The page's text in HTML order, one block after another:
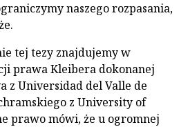
naszego rozpasania,
tej tezy znajdujemy w
prawa Kleibera dokonanej
z Universidad del Valle de
z University of
prawo mówi, że u ogromnej